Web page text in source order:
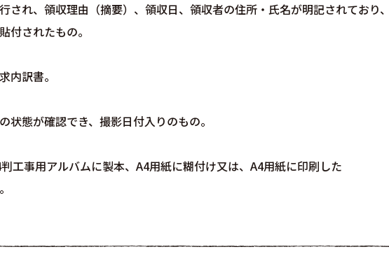
され、領収理由（摘要）、領収日、領収者の住所・氏名が明記されており
付されたもの。
内訳書。
状態が確認でき、撮影日付入りのもの。
工事用アルバムに製本、A4用紙に糊付け又は、A4用紙に印刷した